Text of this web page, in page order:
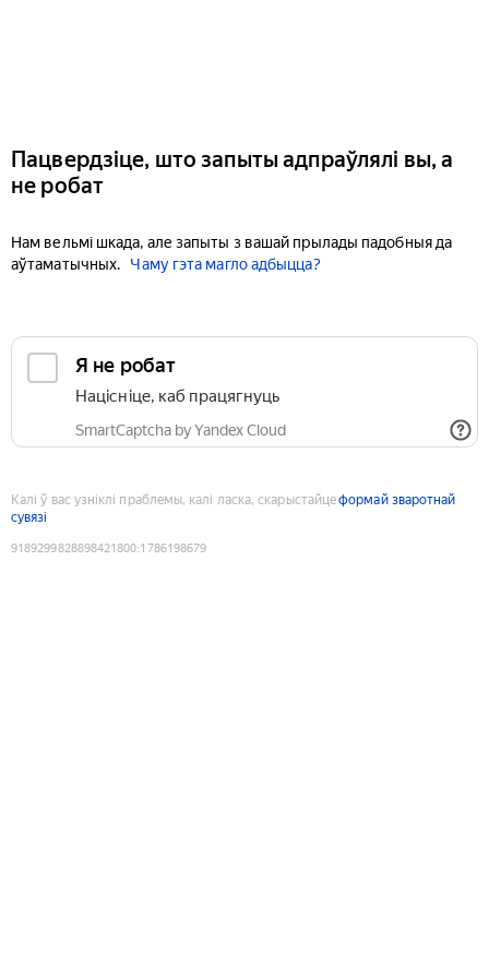
Пацвердзіце, што запыты адпраўлялі вы, а
не робат
Нам вельмі шкада, але запыты з вашай прылады падобныя да
аўтаматычных.
Чаму гэта магло адбыцца?
Я не робат
Націсніце, каб працягнуць
SmartCaptcha by Yandex Cloud
Калі ў вас узніклі праблемы, калі ласка, скарыстайцеформай зваротнай
сувязі
9189299828898421800:1786198679